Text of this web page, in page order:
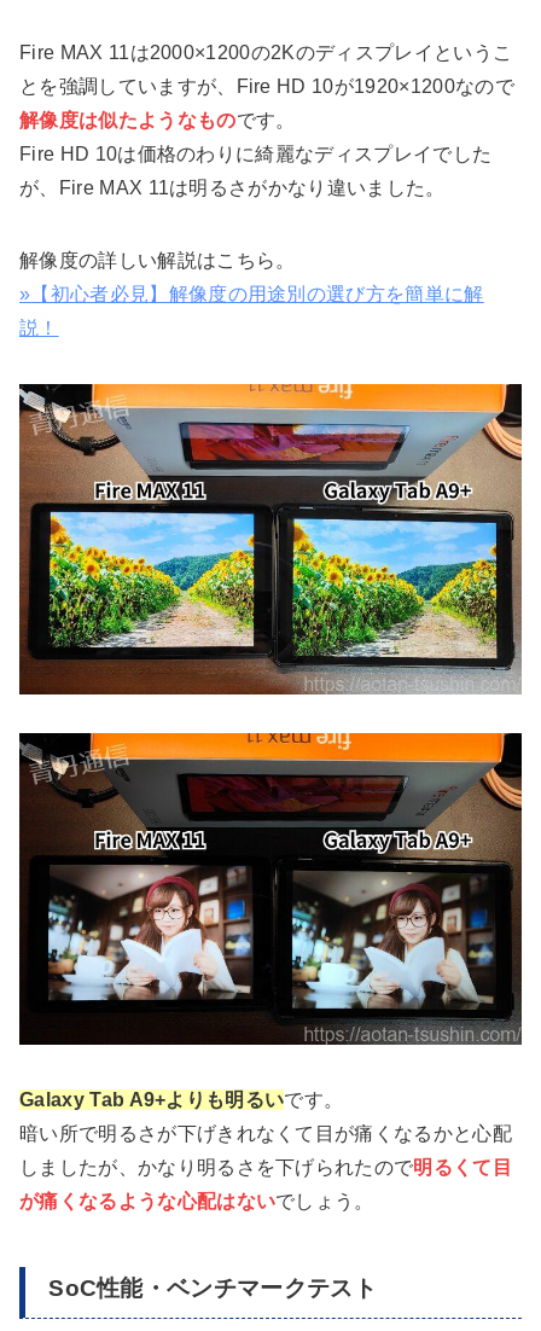
Fire MAX 11は2000×1200の2Kのディスプレイというこ
とを強調していますが、Fire HD 10が1920×1200なので
解像度は似たようなものです。
Fire HD 10は価格のわりに綺麗なディスプレイでした
が、Fire MAX 11は明るさがかなり違いました。
解像度の詳しい解説はこちら。
»【初心者必見】解像度の用途別の選び方を簡単に解
説！
Galaxy Tab A9+よりも明るいです。
暗い所で明るさが下げきれなくて目が痛くなるかと心配
しましたが、かなり明るさを下げられたので明るくて目
が痛くなるような心配はないでしょう。
SoC性能・ベンチマークテスト